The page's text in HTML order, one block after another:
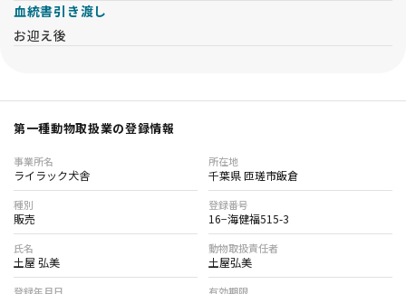
血統書引き渡し
お迎え後
第一種動物取扱業の登録情報
事業所名
ライラック犬舎
所在地
千葉県 匝瑳市飯倉
種別
販売
登録番号
16−海健福515-3
氏名
土屋 弘美
動物取扱責任者
土屋弘美
登録年月日 有効期限